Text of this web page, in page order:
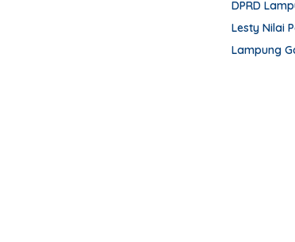
DPRD
Lesty Nilai
Lampung